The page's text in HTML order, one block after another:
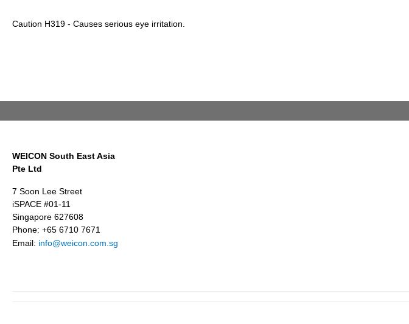
Caution H319 - Causes serious eye irritation.
WEICON South East Asia
Pte Ltd
7 Soon Lee Street
iSPACE #01-11
Singapore 627608
Phone: +65 6710 7671
Email: info@weicon.com.sg